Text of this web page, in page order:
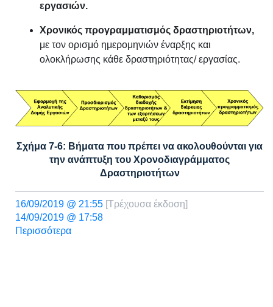
εργασιών.
Χρονικός προγραμματισμός δραστηριοτήτων,
με τον ορισμό ημερομηνιών έναρξης και
ολοκλήρωσης κάθε δραστηριότητας/ εργασίας.
Σχήμα 7-6: Βήματα που πρέπει να ακολουθούνται για
την ανάπτυξη του Χρονοδιαγράμματος
Δραστηριοτήτων
16/09/2019 @ 21:55 [Τρέχουσα έκδοση]
14/09/2019 @ 17:58
Περισσότερα